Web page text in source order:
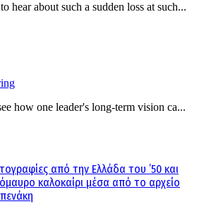
hear about such a sudden loss at such...
how one leader's long-term vision ca...
από την Ελλάδα του ’50 και
καλοκαίρι μέσα από το αρχείο